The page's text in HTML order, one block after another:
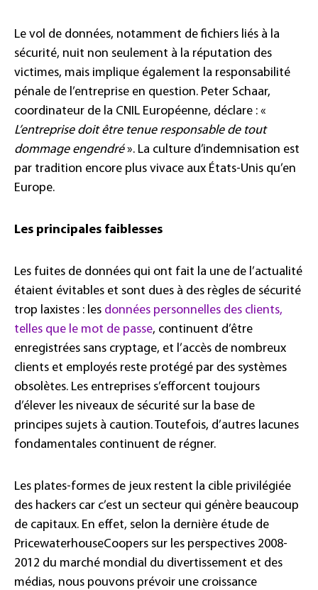
Le vol de données, notamment de fichiers liés à la
sécurité, nuit non seulement à la réputation des
victimes, mais implique également la responsabilité
pénale de l’entreprise en question. Peter Schaar,
coordinateur de la CNIL Européenne, déclare : «
L’entreprise doit être tenue responsable de tout
dommage engendré». La culture d’indemnisation est
par tradition encore plus vivace aux États-Unis qu’en
Europe.
Les principales faiblesses
Les fuites de données qui ont fait la une de l’actualité
étaient évitables et sont dues à des règles de sécurité
trop laxistes : les données personnelles des clients,
telles que le mot de passe, continuent d’être
enregistrées sans cryptage, et l’accès de nombreux
clients et employés reste protégé par des systèmes
obsolètes. Les entreprises s’efforcent toujours
d’élever les niveaux de sécurité sur la base de
principes sujets à caution. Toutefois, d’autres lacunes
fondamentales continuent de régner.
Les plates-formes de jeux restent la cible privilégiée
des hackers car c’est un secteur qui génère beaucoup
de capitaux. En effet, selon la dernière étude de
PricewaterhouseCoopers sur les perspectives 2008-
2012 du marché mondial du divertissement et des
médias, nous pouvons prévoir une croissance